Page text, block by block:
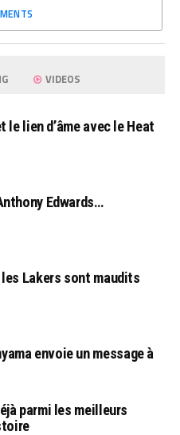
VIDEOS
le lien d’âme avec le Heat
Edwards…
Lakers sont maudits
envoie un message à
parmi les meilleurs